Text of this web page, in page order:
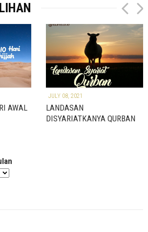
AWAL
JULY 08, 2021
LANDASAN
DISYARIATKANYA QURBAN
P
r
e
v
N
e
x
t